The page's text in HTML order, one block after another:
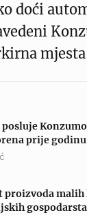
doći
prije
proizvoda